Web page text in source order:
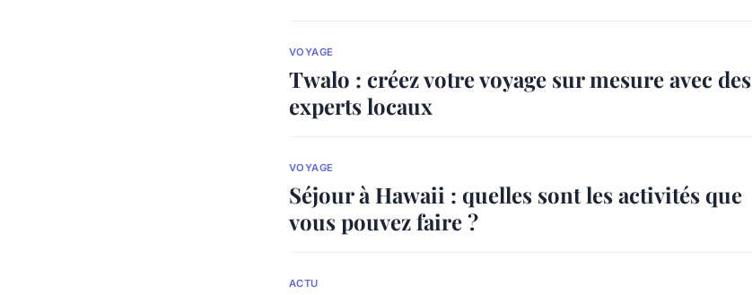
VOYAGE
Twalo : créez votre voyage sur mesure avec des
experts locaux
VOYAGE
Séjour à Hawaii : quelles sont les activités que
vous pouvez faire ?
ACTU